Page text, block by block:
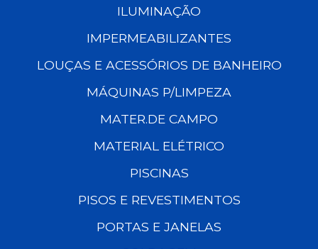
ILUMINAÇÃO
IMPERMEABILIZANTES
LOUÇAS E ACESSÓRIOS DE BANHEIRO
MÁQUINAS P/LIMPEZA
MATER.DE CAMPO
MATERIAL ELÉTRICO
PISCINAS
PISOS E REVESTIMENTOS
PORTAS E JANELAS